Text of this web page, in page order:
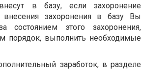
в базу, если захоронение
внесения захоронения в базу Вы
состоянием этого захоронения,
порядок, выполнить необходимые
заработок, в разделе